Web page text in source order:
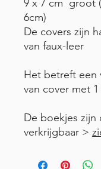
9 x 7 cm groot
6cm)
De covers zijn
van faux-leer
Het betreft een
van cover met
De boekjes zijn
verkrijgbaar >